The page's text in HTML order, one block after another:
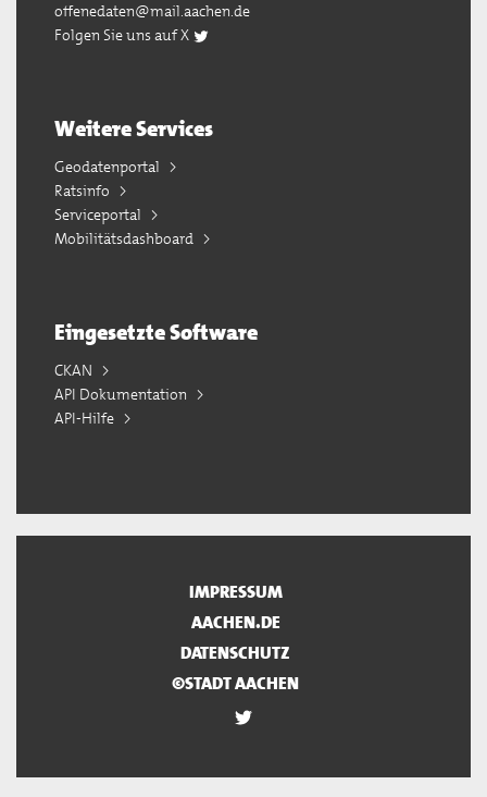
offenedaten@mail.aachen.de
Folgen Sie uns auf X
Weitere Services
Geodatenportal
Ratsinfo
Serviceportal
Mobilitätsdashboard
Eingesetzte Software
CKAN
API Dokumentation
API-Hilfe
IMPRESSUM
AACHEN.DE
DATENSCHUTZ
©STADT AACHEN